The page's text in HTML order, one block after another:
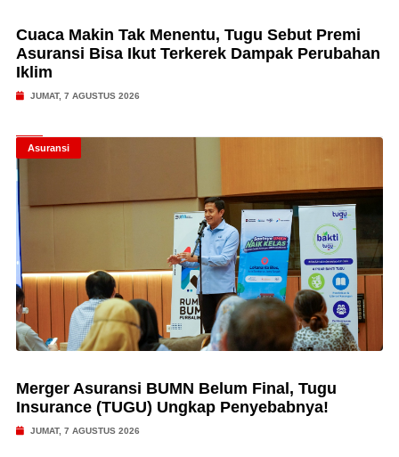
Cuaca Makin Tak Menentu, Tugu Sebut Premi
Asuransi Bisa Ikut Terkerek Dampak Perubahan
Iklim
JUMAT, 7 AGUSTUS 2026
Asuransi
Merger Asuransi BUMN Belum Final, Tugu
Insurance (TUGU) Ungkap Penyebabnya!
JUMAT, 7 AGUSTUS 2026